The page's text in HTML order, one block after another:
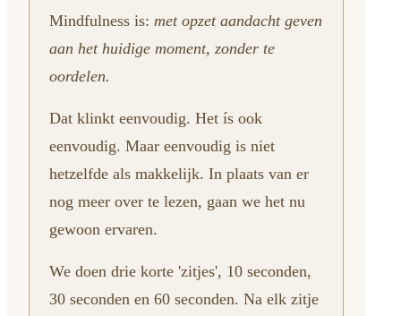
Mindfulness is: met opzet aandacht geven
aan het huidige moment, zonder te
oordelen.
Dat klinkt eenvoudig. Het ís ook
eenvoudig. Maar eenvoudig is niet
hetzelfde als makkelijk. In plaats van er
nog meer over te lezen, gaan we het nu
gewoon ervaren.
We doen drie korte 'zitjes', 10 seconden,
30 seconden en 60 seconden. Na elk zitje